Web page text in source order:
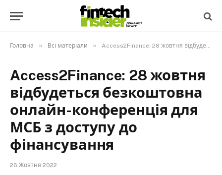
Головна » Всі матеріали » Access2Finance: 28 жовтня відбудеться безкоштовна онлайн-конференція для МСБ з доступу до фінансування
Access2Finance: 28 жовтня
відбудеться безкоштовна
онлайн-конференція для
МСБ з доступу до
фінансування
26 Жовтня 2022